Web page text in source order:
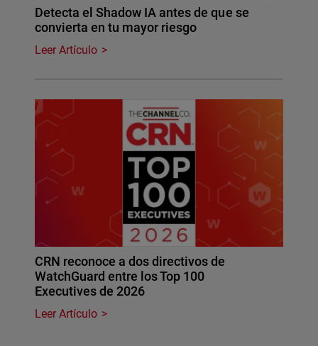
Detecta el Shadow IA antes de que se
convierta en tu mayor riesgo
Leer Artículo
CRN reconoce a dos directivos de
WatchGuard entre los Top 100
Executives de 2026
Leer Artículo